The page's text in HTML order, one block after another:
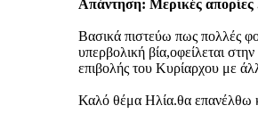
Απάντηση: Μερικές απορίες
Βασικά πιστεύω πως πολλές
υπερβολική βία,οφείλεται
επιβολής του Κυρίαρχου με
Καλό θέμα Ηλία.θα επανέλθω